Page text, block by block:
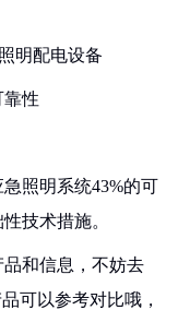
明配电设备
靠性
照明系统43%的可
技术措施。
和信息，不妨去
可以参考对比哦，